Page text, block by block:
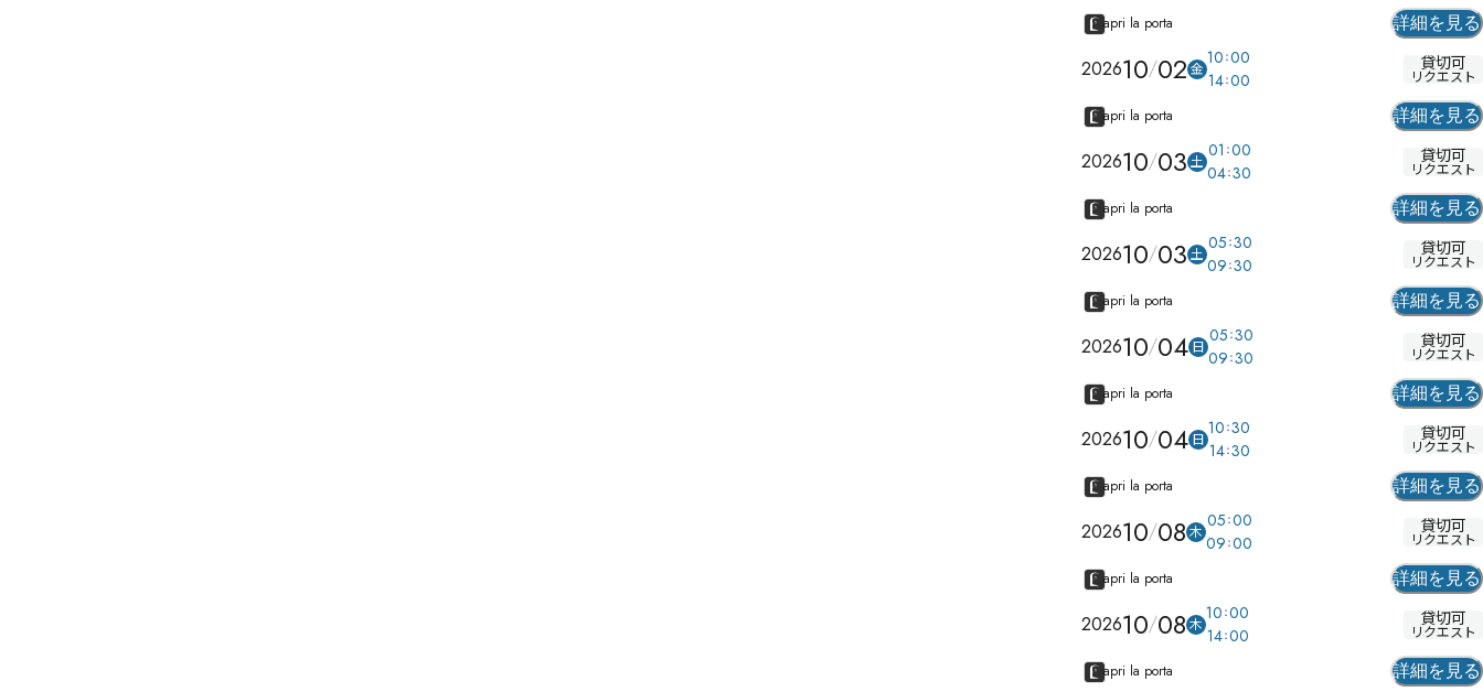
apri la porta
詳細を見る
202610 02 金
10 00
14 00
貸切可
リクエスト
apri la porta
詳細を見る
202610 03 土
01 00
04 30
貸切可
リクエスト
apri la porta
詳細を見る
202610 03 土
05 30
09 30
貸切可
リクエスト
apri la porta
詳細を見る
202610 04日
05 30
09 30
貸切可
リクエスト
apri la porta
詳細を見る
202610 04日
10 30
14 30
貸切可
リクエスト
apri la porta
詳細を見る
202610 08 木
05 00
09 00
貸切可
リクエスト
apri la porta
詳細を見る
202610 08 木
10 00
14 00
貸切可
リクエスト
apri la porta
詳細を見る